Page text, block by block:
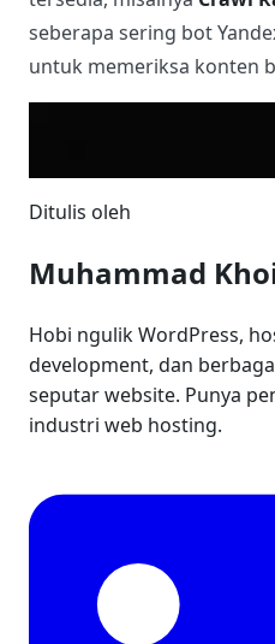
seberapa sering bot
untuk memeriksa konten
Ditulis oleh
Muhammad
Hobi ngulik WordPress,
development, dan
seputar website. Punya
industri web hosting.